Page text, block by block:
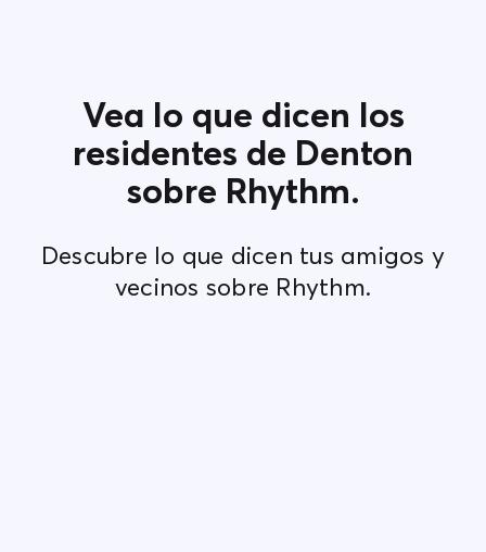
Vea lo que dicen los
residentes de Denton
sobre Rhythm.
Descubre lo que dicen tus amigos y
vecinos sobre Rhythm.